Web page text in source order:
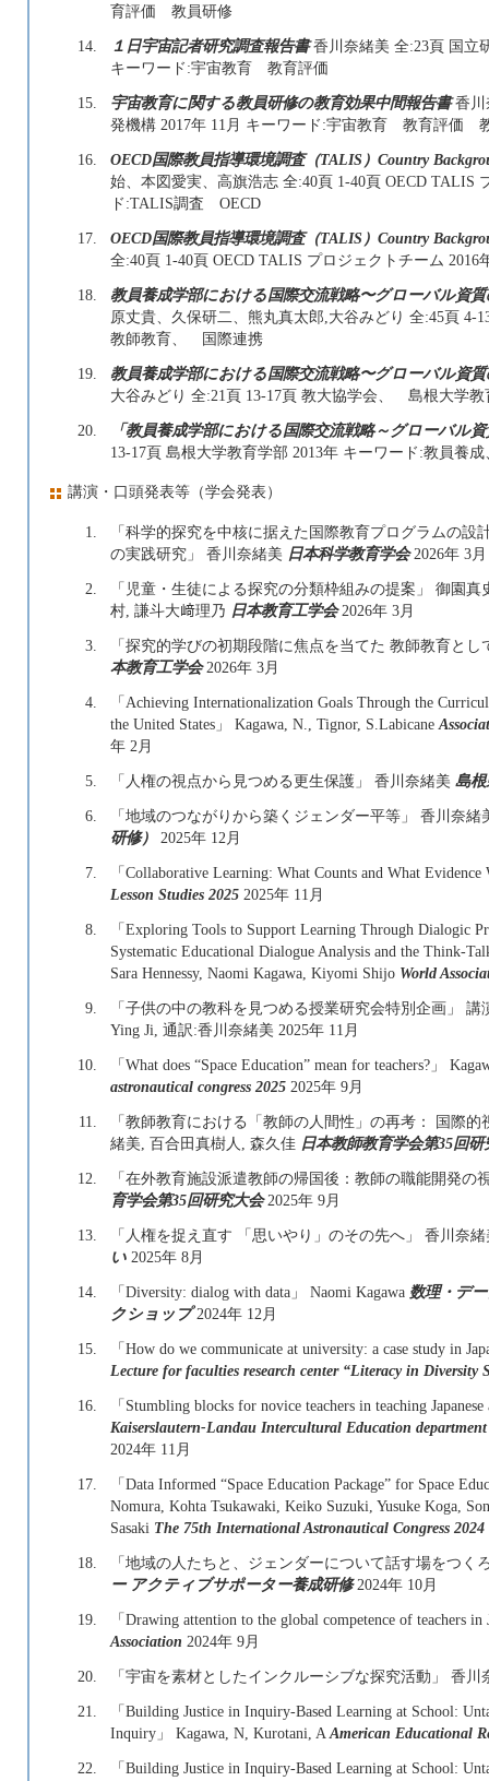
育評価 教員研修
14.
１日宇宙記者研究調査報告書香川奈緒美 全:23頁 国立
キーワード:宇宙教育 教育評価
15.
宇宙教育に関する教員研修の教育効果中間報告書香川
発機構 2017年 11月 キーワード:宇宙教育 教育評価
16.
OECD国際教員指導環境調査（TALIS）Country
始、本図愛実、高旗浩志 全:40頁 1-40頁 OECD TALIS
ド:TALIS調査 OECD
17.
OECD国際教員指導環境調査（TALIS）Country
全:40頁 1-40頁 OECD TALIS プロジェクトチーム
18.
教員養成学部における国際交流戦略〜グローバル資
原丈貴、久保研二、熊丸真太郎,大谷みどり 全:45頁 4-
教師教育、 国際連携
19.
教員養成学部における国際交流戦略〜グローバル資
大谷みどり 全:21頁 13-17頁 教大協学会、 島根大学
20.
「教員養成学部における国際交流戦略～グローバル
13-17頁 島根大学教育学部 2013年 キーワード:教員養
講演・口頭発表等（学会発表）
1.
「科学的探究を中核に据えた国際教育プログラムの
の実践研究」 香川奈緒美 日本科学教育学会2026年 3月
2.
「児童・生徒による探究の分類枠組みの提案」 御園
村, 謙斗大﨑理乃 日本教育工学会2026年 3月
3.
「探究的学びの初期段階に焦点を当てた 教師教育と
本教育工学会2026年 3月
4.
「Achieving Internationalization Goals Through the
the United States」 Kagawa, N., Tignor, S.Labicane
年 2月
5.
「人権の視点から見つめる更生保護」 香川奈緒美 島根
6.
「地域のつながりから築くジェンダー平等」 香川奈緒
研修）
2025年 12月
7.
「Collaborative Learning: What Counts and What
Lesson Studies 2025 2025年 11月
8.
「Exploring Tools to Support Learning Through Dialogic
Systematic Educational Dialogue Analysis and the Think-
Sara Hennessy, Naomi Kagawa, Kiyomi Shijo World
9.
「子供の中の教科を見つめる授業研究会特別企画」
Ying Ji, 通訳:香川奈緒美 2025年 11月
10.
「What does “Space Education” mean for teachers?」
astronautical congress 2025 2025年 9月
11.
「教師教育における「教師の人間性」の再考： 国際
緒美, 百合田真樹人, 森久佳 日本教師教育学会第35回研
12.
「在外教育施設派遣教師の帰国後：教師の職能開発
育学会第35回研究大会2025年 9月
13.
「人権を捉え直す 「思いやり」のその先へ」 香川奈
い 2025年 8月
14.
「Diversity: dialog with data」 Naomi Kagawa 数理・デ
クショップ2024年 12月
15.
「How do we communicate at university: a case study in
Lecture for faculties research center “Literacy in Diversity
16.
「Stumbling blocks for novice teachers in teaching
Kaiserslautern-Landau Intercultural Education
2024年 11月
17.
「Data Informed “Space Education Package” for Space
Nomura, Kohta Tsukawaki, Keiko Suzuki, Yusuke Koga,
Sasaki The 75th International Astronautical Congress 2024
18.
「地域の人たちと、ジェンダーについて話す場をつく
ー アクティブサポーター養成研修2024年 10月
19.
「Drawing attention to the global competence of teachers
Association 2024年 9月
20.
「宇宙を素材としたインクルーシブな探究活動」 香
21.
「Building Justice in Inquiry-Based Learning at School:
Inquiry」 Kagawa, N, Kurotani, AAmerican Educational
22.
「Building Justice in Inquiry-Based Learning at School: